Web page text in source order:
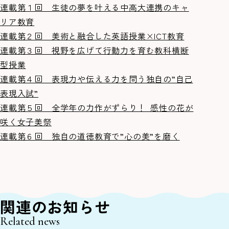
連載第１回 生徒の夢を叶える中高大連携のキャ
リア教育
連載第２回 美術と融合した英語授業×ICT教育
連載第３回 視野を広げて行動力を育む教科横断
型授業
連載第４回 表現力や伝える力を問う独自の”自己
表現入試”
連載第５回 全学年の力作がずらり！ 感性の花が
咲く女子美祭
連載第６回 独自の道徳教育で”心の美”を磨く
関連のお知らせ
Related news